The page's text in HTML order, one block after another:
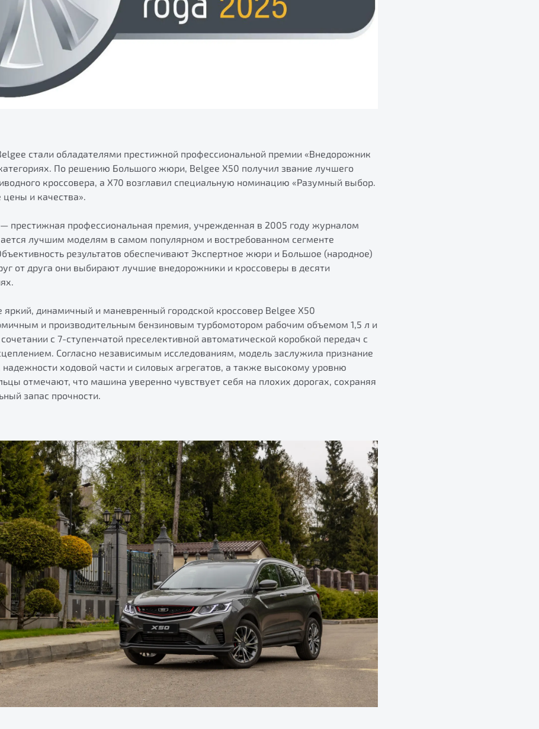
стали обладателями престижной профессиональной премии «Внедорожник
По решению Большого жюри, Belgee X50 получил звание лучшего
кроссовера, а X70 возглавил специальную номинацию «Разумный выбор.
и качества».
престижная профессиональная премия, учрежденная в 2005 году журналом
лучшим моделям в самом популярном и востребованном сегменте
результатов обеспечивают Экспертное жюри и Большое (народное)
от друга они выбирают лучшие внедорожники и кроссоверы в десяти
динамичный и маневренный городской кроссовер Belgee X50
и производительным бензиновым турбомотором рабочим объемом 1,5 л и
с 7-ступенчатой преселективной автоматической коробкой передач с
Согласно независимым исследованиям, модель заслужила признание
ходовой части и силовых агрегатов, а также высокому уровню
отмечают, что машина уверенно чувствует себя на плохих дорогах, сохраняя
запас прочности.